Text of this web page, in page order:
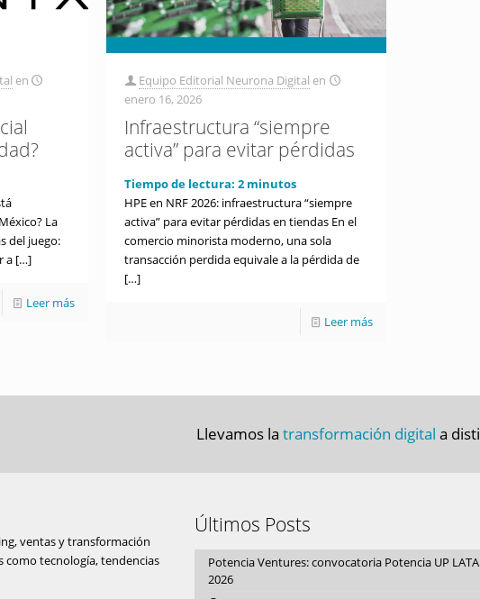
en
La
del juego:
a[…]
Leer más
Equipo Editorial Neurona Digital en
enero 16, 2026
Infraestructura “siempre
activa” para evitar pérdidas
Tiempo de lectura:2 minutos
HPE en NRF 2026: infraestructura “siempre
activa” para evitar pérdidas en tiendas En el
comercio minorista moderno, una sola
transacción perdida equivale a la pérdida de
[…]
Leer más
Llevamos la transformación digital a
ventas y transformación
tecnología, tendencias
Últimos Posts
Potencia Ventures: convocatoria Potencia UP
2026